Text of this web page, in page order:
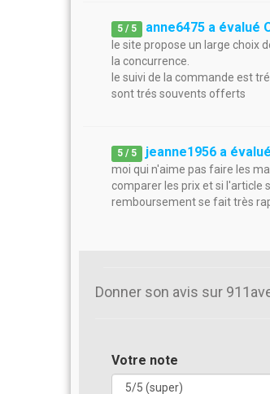
5 / 5 anne6475 a évalué
le site propose un large choix
la concurrence.
le suivi de la commande est
sont trés souvents offerts
5 / 5 jeanne1956 a
moi qui n'aime pas faire les
comparer les prix et si l'article
remboursement se fait très
Donner son avis sur
Votre note